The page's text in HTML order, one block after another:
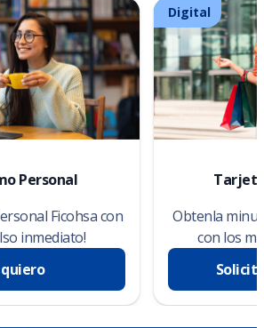
Personal
Ficohsa con
inmediato!
quiero
Digital
Obtenla
con los